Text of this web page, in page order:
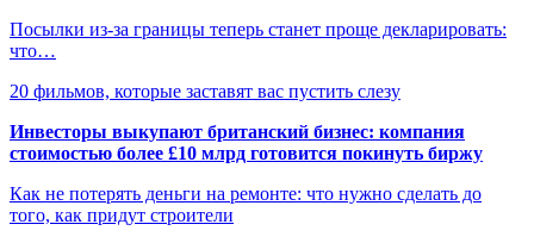
Посылки из-за границы теперь станет проще декларировать:
что…
20 фильмов, которые заставят вас пустить слезу
Инвесторы выкупают британский бизнес: компания
стоимостью более £10 млрд готовится покинуть биржу
Как не потерять деньги на ремонте: что нужно сделать до
того, как придут строители